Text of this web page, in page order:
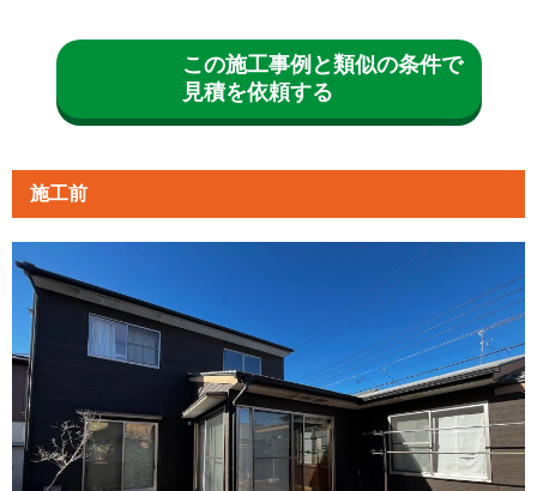
この施工事例と類似の条件で
見積を依頼する
施工前